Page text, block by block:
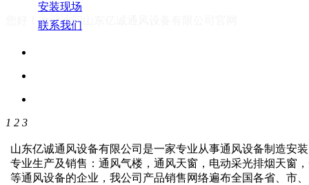
您好！欢迎访问
安装现场
联系我们
1 2 3
山东亿诚通风设备有限公司是一家专业从事通风设备制造安
专业生产及销售：通风气楼，通风天窗，电动采光排烟天窗
等通风设备的企业，我公司产品销售网络遍布全国各省、市